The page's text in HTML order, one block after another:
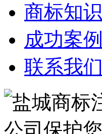
商标知识
成功案例
联系我们